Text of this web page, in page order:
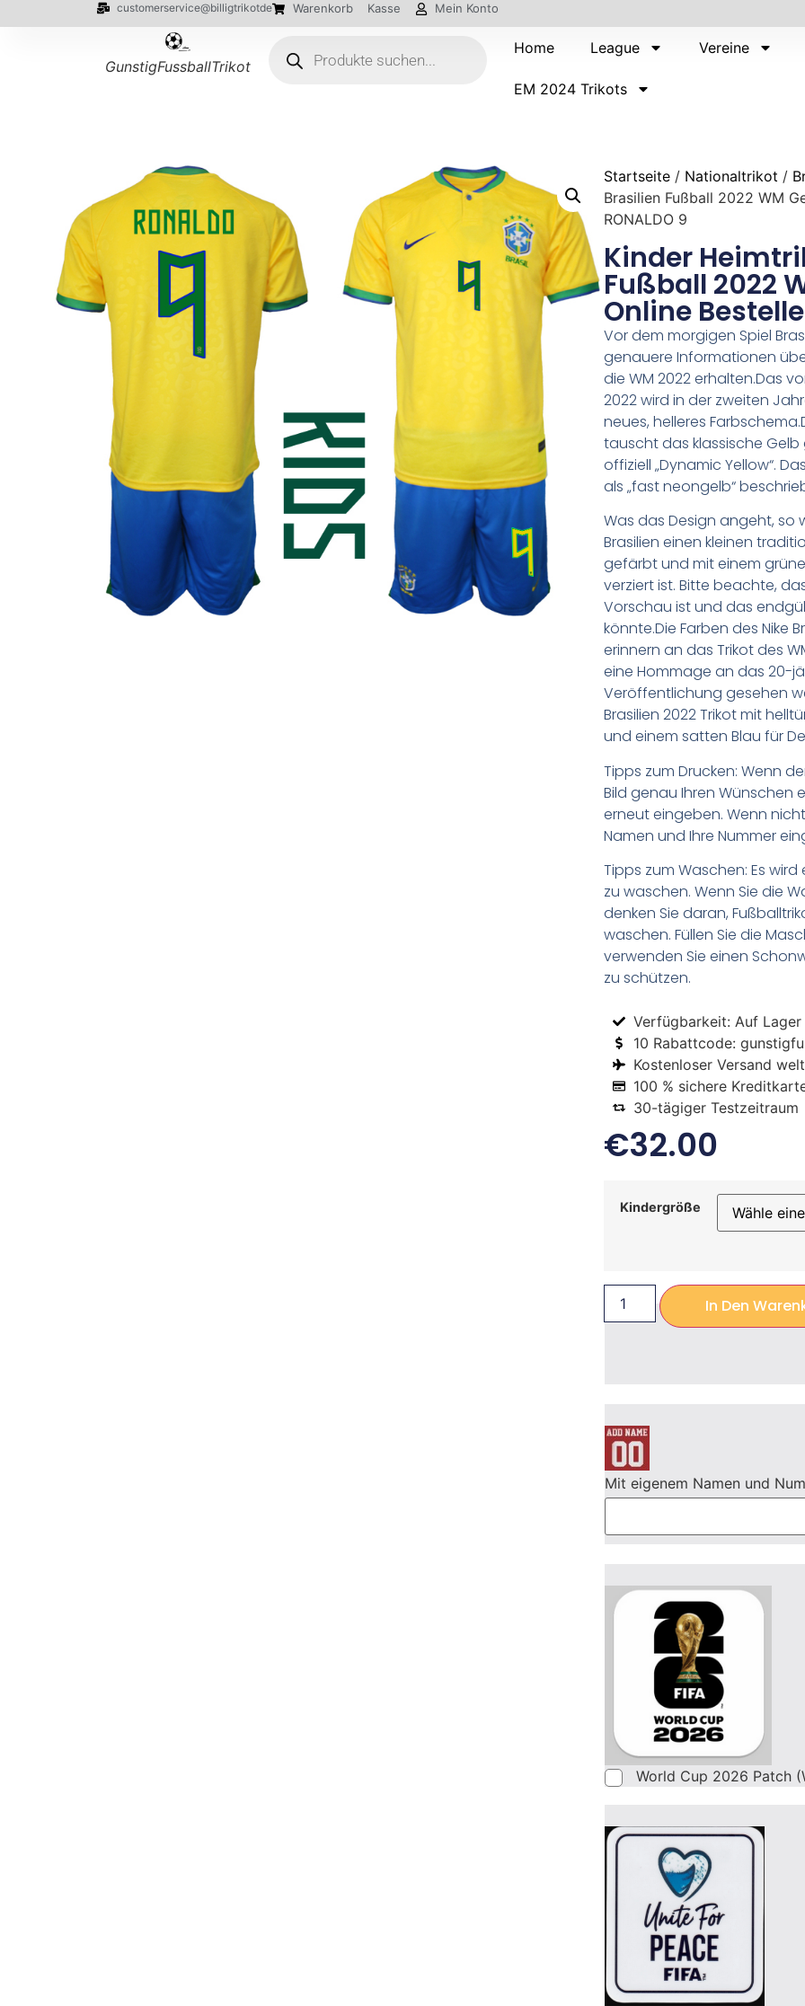
customerservice@billigtrikotde Warenkorb Kasse Mein Konto
GunstigFussballTrikot
Home League Vereine
EM 2024 Trikots
Startseite / Nationaltrikot /
Brasilien Fußball 2022 WM
RONALDO 9
Kinder
Fußball 2022
Online
Vor dem morgigen Spiel
genauere Informationen
die WM 2022 erhalten.Das
2022 wird in der zweiten
neues, helleres
tauscht das klassische
offiziell „Dynamic Yellow“.
als „fast neongelb“
Was das Design angeht, so
Brasilien einen kleinen
gefärbt und mit einem
verziert ist. Bitte beachte,
Vorschau ist und das
könnte.Die Farben des Nike
erinnern an das Trikot des
eine Hommage an das 20-
Veröffentlichung gesehen
Brasilien 2022 Trikot mit
und einem satten Blau für
Tipps zum Drucken: Wenn
Bild genau Ihren Wünschen
erneut eingeben. Wenn
Namen und Ihre Nummer
Tipps zum Waschen: Es
zu waschen. Wenn Sie die
denken Sie daran,
waschen. Füllen Sie die
verwenden Sie einen
zu schützen.
Verfügbarkeit: Auf Lager
10 Rabattcode:
Kostenloser Versand
100 % sichere
30-tägiger Testzeitraum
€32.00
Kindergröße
In Den
Mit eigenem Namen und
World Cup 2026 Patch